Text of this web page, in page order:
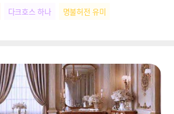
다크호스 하나 명불허전 유미